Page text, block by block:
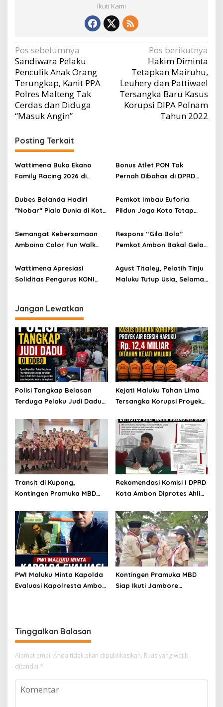
Ikuti Kami
Navigasi
pos
Pos sebelumnya
Sandiwara Pelaku
Penculik Anak Orang
Terungkap, Kanit PPA
Polres Malteng Tak
Cerdas dan Diduga
“Masuk Angin”
Pos berikutnya
Hakim Diminta
Tetapkan Mairuhu,
Leuhery dan Pattiwael
Tersangka Baru Kasus
Korupsi DIPA Polnam
Tahun 2022
Posting Terkait
Wattimena Buka Ekano
Family Racing 2026 di
Bonus Atlet PON Tak
Pernah Dibahas di DPRD
Dubes Belanda Hadiri
”Nobar” Piala Dunia di Kota
Pemkot Imbau Euforia
Pildun Jaga Kota Tetap
Semangat Kebersamaan
Amboina Color Fun Walk
Kota
Respons “Gila Bola”
Pemkot Ambon Bakal Gelar
Wattimena Apresiasi
Soliditas Pengurus KONI
Agust Titaley, Pelatih Tinju
Maluku Tutup Usia, Selamat
Jangan Lewatkan
Polisi Tangkap Belasan
Terduga Pelaku Judi Dadu
Setoran Rp5 Juta dan
Selisih Barang Bukti
Kejati Maluku Tahan Lima
Tersangka Korupsi Proyek
Miliar
Transit di Kupang,
Kontingen Pramuka MBD
Disambut Hangat Wakil
Wali Kota
Rekomendasi Komisi I DPRD
Kota Ambon Diprotes Ahli
Barbara Alfons: Itu Palsu?
PWI Maluku Minta Kapolda
Evaluasi Kapolresta Ambon
Polresta Ambon
Kontingen Pramuka MBD
Siap Ikuti Jambore
Tinggalkan Balasan
Alamat email Anda tidak akan dipublikasikan. Ruas yang wajib
ditandai *